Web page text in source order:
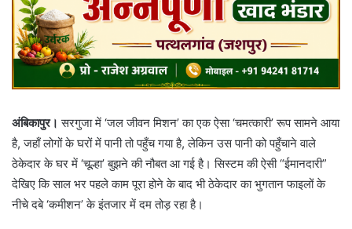
अंबिकापुर। सरगुजा में ‘जल जीवन मिशन’ का एक ऐसा ‘चमत्कारी’ रूप सामने आया
है, जहाँ लोगों के घरों में पानी तो पहुँच गया है, लेकिन उस पानी को पहुँचाने वाले
ठेकेदार के घर में ‘चूल्हा’ बुझने की नौबत आ गई है। सिस्टम की ऐसी “ईमानदारी”
देखिए कि साल भर पहले काम पूरा होने के बाद भी ठेकेदार का भुगतान फाइलों के
नीचे दबे ‘कमीशन’ के इंतजार में दम तोड़ रहा है।